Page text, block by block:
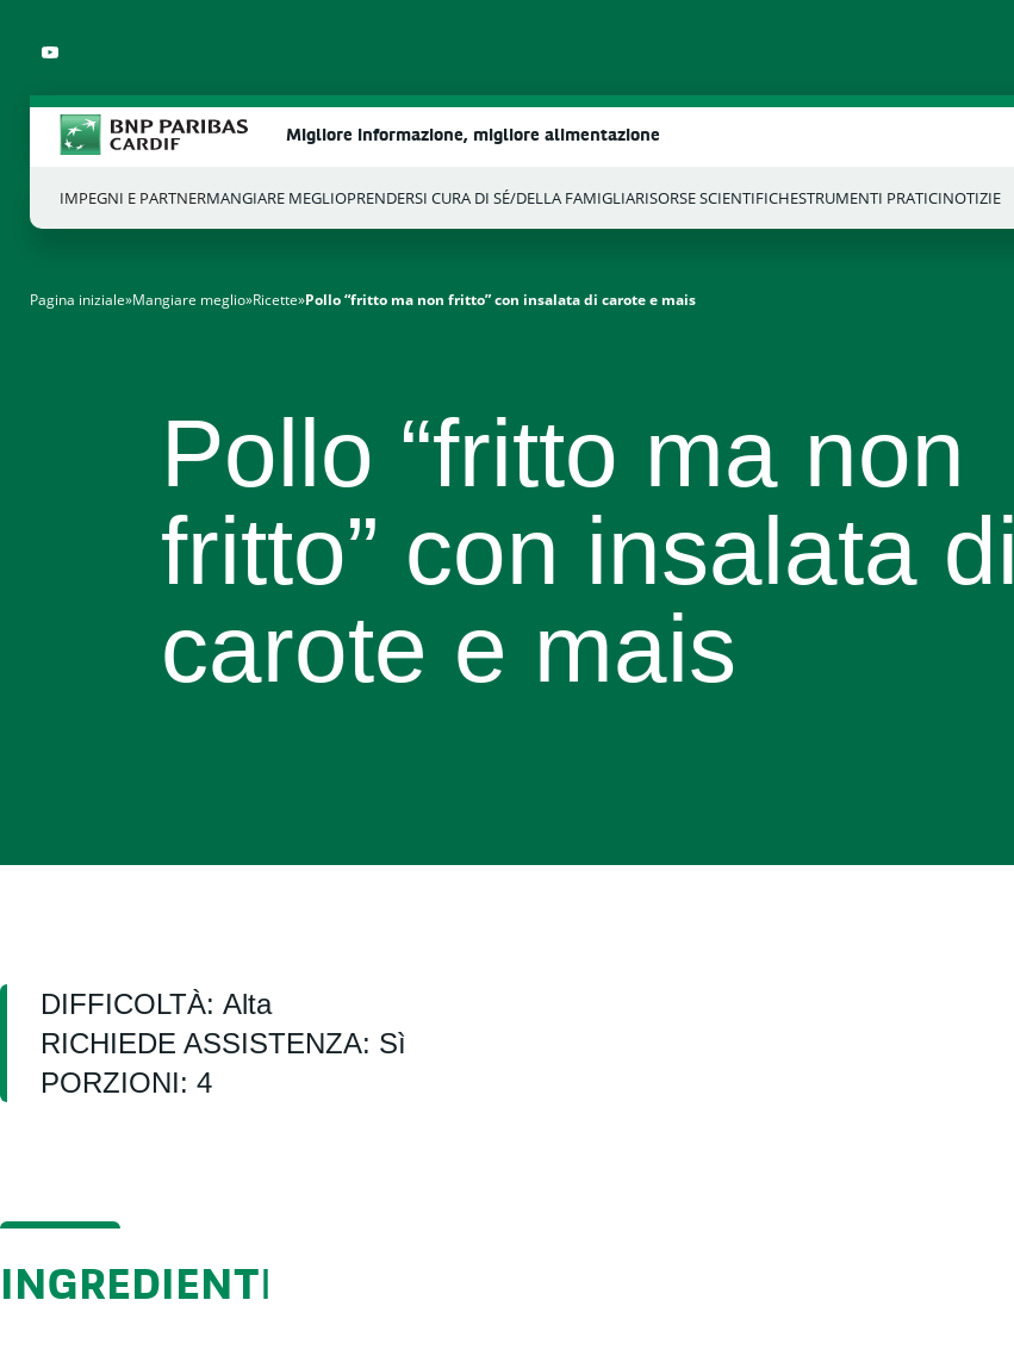
Migliore informazione, migliore alimentazione
Cosa stai cercando?
IMPEGNI E PARTNERMANGIARE MEGLIOPRENDERSI CURA DI SÉ/DELLA FAMIGLIARISORSE SCIENTIFICHESTRUMENTI PRATICINOTIZIE
Pagina iniziale»Mangiare meglio»Ricette»Pollo “fritto ma non fritto” con insalata di carote e mais
Pollo “fritto ma non
fritto” con insalata di
carote e mais
DIFFICOLTÀ: Alta
RICHIEDE ASSISTENZA: Sì
PORZIONI: 4
INGREDIENTI